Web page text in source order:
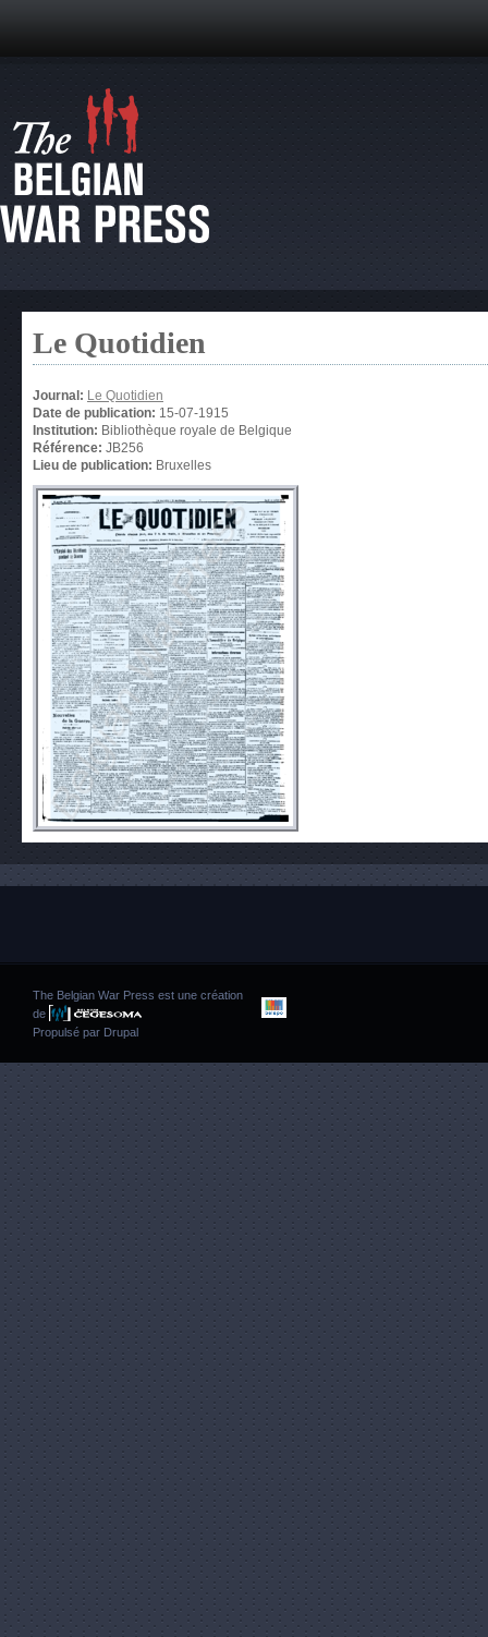
Le Quotidien
Journal: Le Quotidien
Date de publication: 15-07-1915
Institution: Bibliothèque royale de Belgique
Référence: JB256
Lieu de publication: Bruxelles
The Belgian War Press est une création
de
Propulsé par Drupal